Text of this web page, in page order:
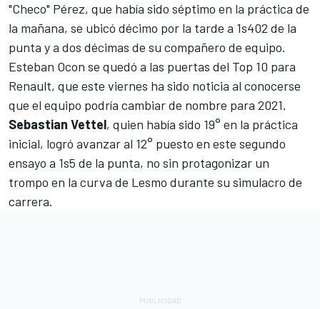
"Checo" Pérez, que había sido séptimo en la práctica de
la mañana, se ubicó décimo por la tarde a 1s402 de la
punta y a dos décimas de su compañero de equipo.
Esteban Ocon se quedó a las puertas del Top 10 para
Renault, que este viernes ha sido noticia al conocerse
que el equipo podría cambiar de nombre para 2021.
Sebastian Vettel, quien había sido 19° en la práctica
inicial, logró avanzar al 12° puesto en este segundo
ensayo a 1s5 de la punta, no sin protagonizar un
trompo en la curva de Lesmo durante su simulacro de
carrera.